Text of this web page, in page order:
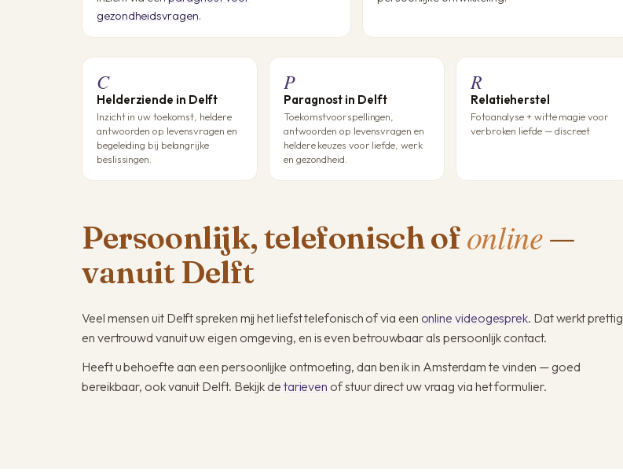
gezondheidsvragen.
C
Helderziende in Delft
Inzicht in uw toekomst, heldere
antwoorden op levensvragen en
begeleiding bij belangrijke
beslissingen.
P
Paragnost in Delft
Toekomstvoorspellingen,
antwoorden op levensvragen en
heldere keuzes voor liefde, werk
en gezondheid.
R
Relatieherstel
Fotoanalyse + witte magie voor
verbroken liefde — discreet
Persoonlijk, telefonisch ofonline—
vanuit Delft
Veel mensen uit Delft spreken mij het liefst telefonisch of via een online videogesprek. Dat werkt prettig
en vertrouwd vanuit uw eigen omgeving, en is even betrouwbaar als persoonlijk contact.
Heeft u behoefte aan een persoonlijke ontmoeting, dan ben ik in Amsterdam te vinden — goed
bereikbaar, ook vanuit Delft. Bekijk de tarieven of stuur direct uw vraag via het formulier.